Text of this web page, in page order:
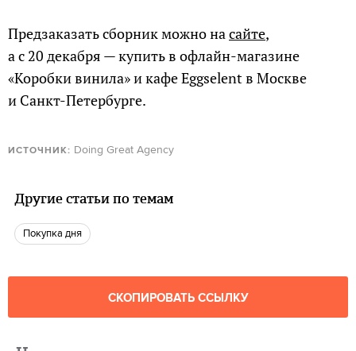
Предзаказать сборник можно насайте,
а с 20 декабря — купить в офлайн-магазине
«Коробки винила» и кафе Eggselent в Москве
и Санкт-Петербурге.
ИСТОЧНИК: Doing Great Agency
Другие статьи по темам
Покупка дня
СКОПИРОВАТЬ ССЫЛКУ